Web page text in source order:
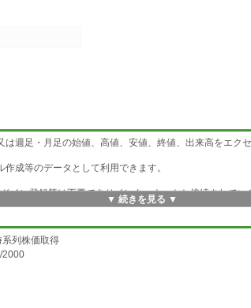
は週足・月足の始値、高値、安値、終値、出来高をエク
成等のデータとして利用できます。
イン登録等は不要でありインターネットと接続されて
▼ 続きを見る ▼
列株価取得
2000